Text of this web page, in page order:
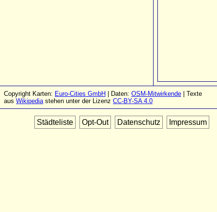
Copyright Karten: Euro-Cities GmbH | Daten: OSM-Mitwirkende | Texte
aus Wikipediastehen unter der Lizenz CC-BY-SA 4.0
Städteliste Opt-Out Datenschutz Impressum